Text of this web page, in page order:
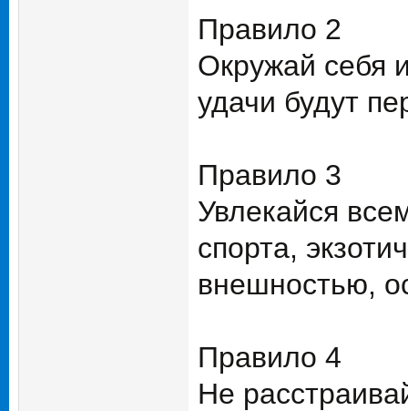
Правило 2
Окружай себя
удачи будут
Правило 3
Увлекайся
спорта,
внешностью,
Правило 4
Не